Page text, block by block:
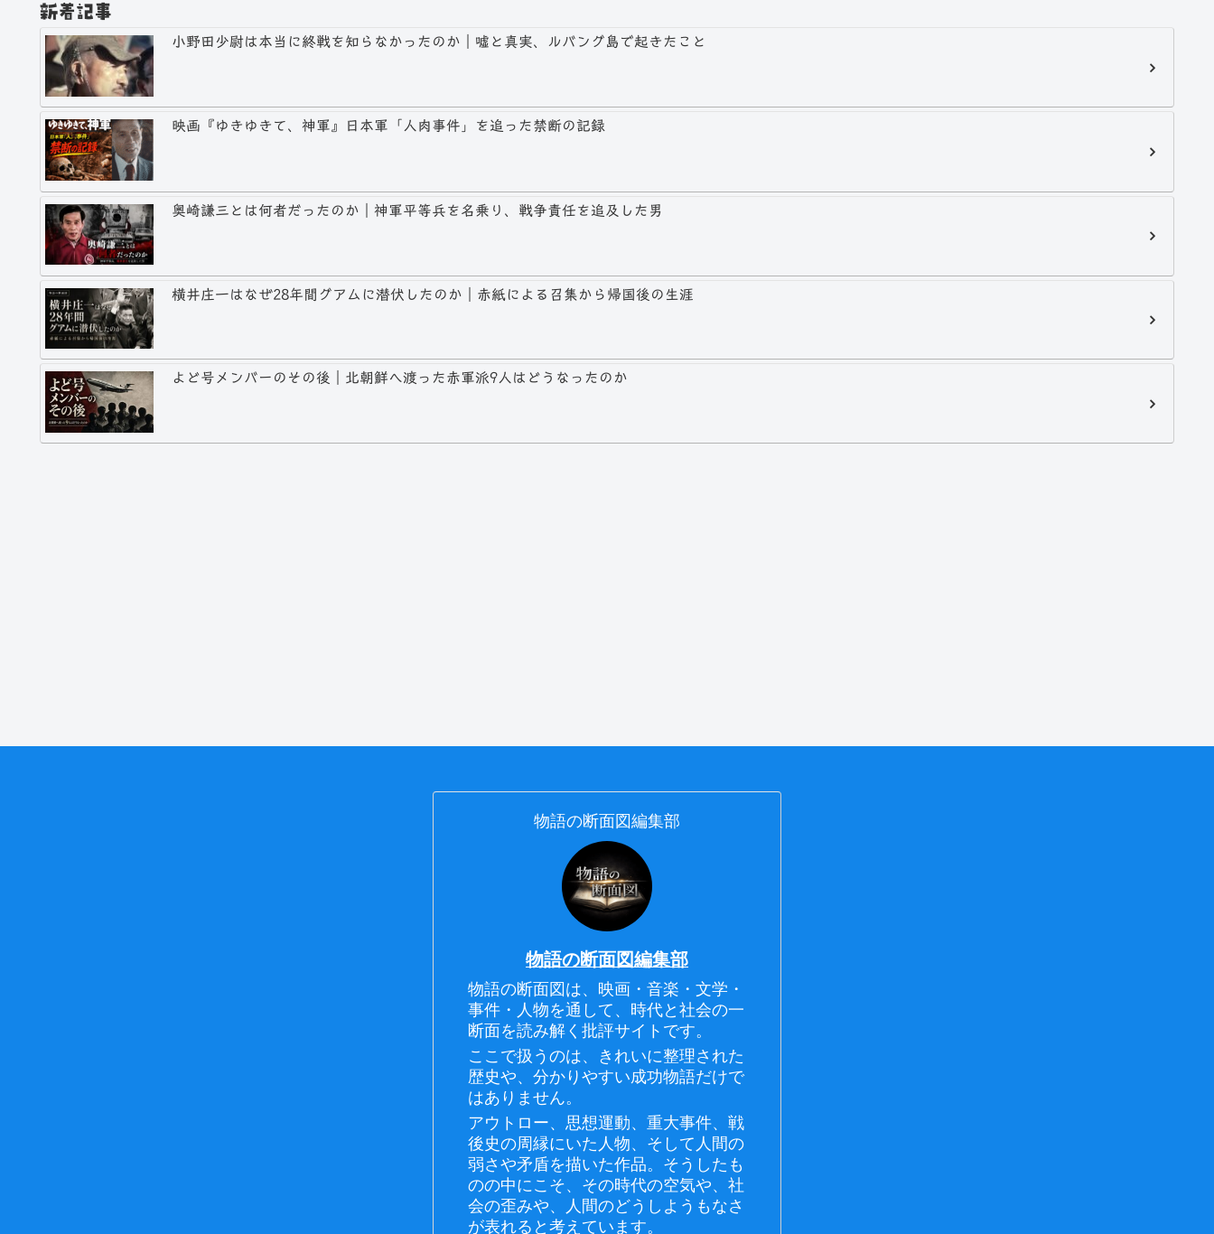
新着記事
小野田少尉は本当に終戦を知らなかったのか｜嘘と真実、ルバング島で起きたこと
映画『ゆきゆきて、神軍』日本軍「人肉事件」を追った禁断の記録
奥崎謙三とは何者だったのか｜神軍平等兵を名乗り、戦争責任を追及した男
横井庄一はなぜ28年間グアムに潜伏したのか｜赤紙による召集から帰国後の生涯
よど号メンバーのその後｜北朝鮮へ渡った赤軍派9人はどうなったのか
物語の断面図編集部
物語の断面図編集部
物語の断面図は、映画・音楽・文学・
事件・人物を通して、時代と社会の一
断面を読み解く批評サイトです。
ここで扱うのは、きれいに整理された
歴史や、分かりやすい成功物語だけで
はありません。
アウトロー、思想運動、重大事件、戦
後史の周縁にいた人物、そして人間の
弱さや矛盾を描いた作品。そうしたも
のの中にこそ、その時代の空気や、社
会の歪みや、人間のどうしようもなさ
が表れると考えています。